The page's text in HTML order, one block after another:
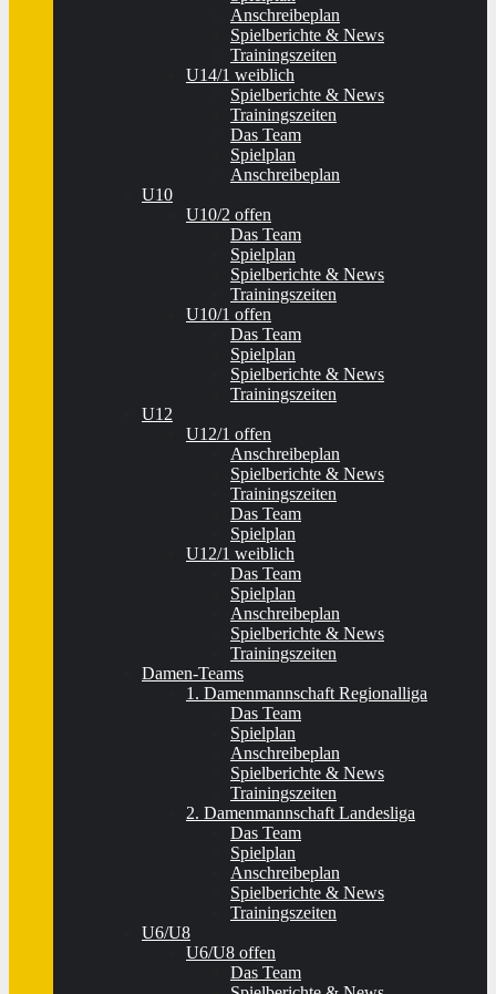
Anschreibeplan
Spielberichte & News
Trainingszeiten
U14/1 weiblich
Spielberichte & News
Trainingszeiten
Das Team
Spielplan
Anschreibeplan
U10
U10/2 offen
Das Team
Spielplan
Spielberichte & News
Trainingszeiten
U10/1 offen
Das Team
Spielplan
Spielberichte & News
Trainingszeiten
U12
U12/1 offen
Anschreibeplan
Spielberichte & News
Trainingszeiten
Das Team
Spielplan
U12/1 weiblich
Das Team
Spielplan
Anschreibeplan
Spielberichte & News
Trainingszeiten
Damen-Teams
1. Damenmannschaft Regionalliga
Das Team
Spielplan
Anschreibeplan
Spielberichte & News
Trainingszeiten
2. Damenmannschaft Landesliga
Das Team
Spielplan
Anschreibeplan
Spielberichte & News
Trainingszeiten
U6/U8
U6/U8 offen
Das Team